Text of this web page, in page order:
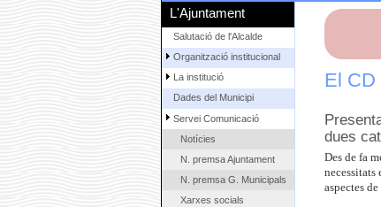
L'Ajuntament
Salutació de l'Alcalde
Organització institucional
La institució
Dades del Municipi
Servei Comunicació
Notícies
N. premsa Ajuntament
N. premsa G. Municipals
Xarxes socials
El CD
dues
Des de fa
necessitats
aspectes